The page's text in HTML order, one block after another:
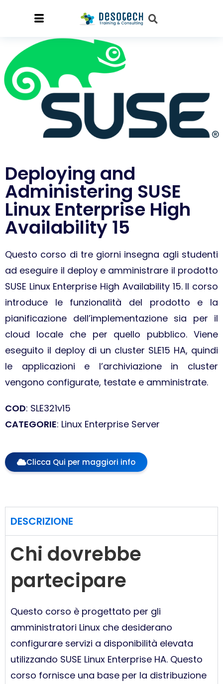
Deploying and
Administering SUSE
Linux Enterprise High
Availability 15
Questo corso di tre giorni insegna agli studenti
ad eseguire il deploy e amministrare il prodotto
SUSE Linux Enterprise High Availability 15. Il corso
introduce le funzionalità del prodotto e la
pianificazione dell’implementazione sia per il
cloud locale che per quello pubblico. Viene
eseguito il deploy di un cluster SLE15 HA, quindi
le applicazioni e l’archiviazione in cluster
vengono configurate, testate e amministrate.
COD: SLE321v15
CATEGORIE: Linux Enterprise Server
Clicca Qui per maggiori info
DESCRIZIONE
Chi dovrebbe
partecipare
Questo corso è progettato per gli
amministratori Linux che desiderano
configurare servizi a disponibilità elevata
utilizzando SUSE Linux Enterprise HA. Questo
corso fornisce una base per la distribuzione